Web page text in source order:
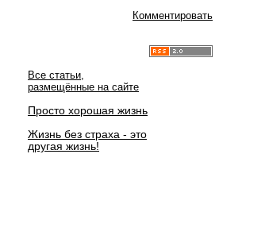
Комментировать
Все статьи,
размещённые на сайте
Просто хорошая жизнь
Жизнь без страха - это
другая жизнь!